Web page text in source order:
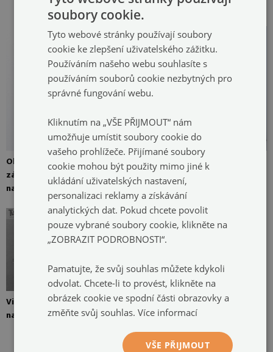
místech
Obrázek lze připevnit čtyřmi
závěsy. Zrcadlová ramínka
namontovaná na zeď
Obraz na plátně připraven k
zavěšení
Vizualizace obrazových prvků
na skle
soubory cookie.
Tyto webové stránky používají soubory
cookie ke zlepšení uživatelského zážitku.
Používáním našeho webu souhlasíte s
používáním souborů cookie nezbytných pro
správné fungování webu.
Kliknutím na „VŠE PŘIJMOUT“ nám
umožňuje umístit soubory cookie do
vašeho prohlížeče. Přijímané soubory
cookie mohou být použity mimo jiné k
ukládání uživatelských nastavení,
personalizaci reklamy a získávání
analytických dat. Pokud chcete povolit
pouze vybrané soubory cookie, klikněte na
„ZOBRAZIT PODROBNOSTI“.
Pamatujte, že svůj souhlas můžete kdykoli
odvolat. Chcete-li to provést, klikněte na
obrázek cookie ve spodní části obrazovky a
změňte svůj souhlas. Více informací
VŠE PŘIJMOUT